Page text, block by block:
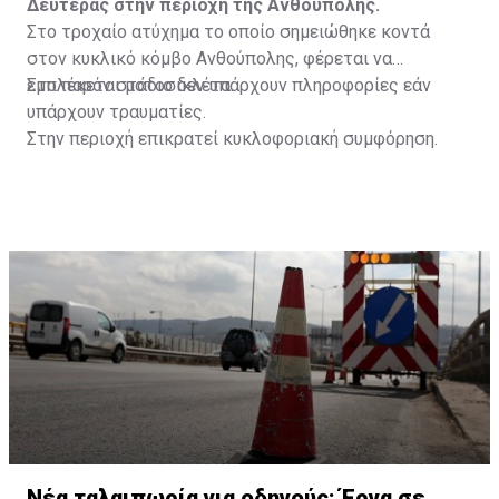
Δευτέρας στην περιοχή της Ανθούπολης.
Στο τροχαίο ατύχημα το οποίο σημειώθηκε κοντά
στον κυκλικό κόμβο Ανθούπολης, φέρεται να
εμπλέκεται μοτοσικλέτα.
Στο παρόν στάδιο δεν υπάρχουν πληροφορίες εάν
υπάρχουν τραυματίες.
Στην περιοχή επικρατεί κυκλοφοριακή συμφόρηση.